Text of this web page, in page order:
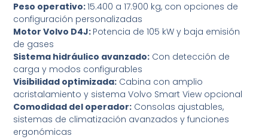
Peso operativo:15.400 a 17.900 kg, con opciones de
configuración personalizadas
Motor Volvo D4J: Potencia de 105 kW y baja emisión
de gases
Sistema hidráulico avanzado: Con detección de
carga y modos configurables
Visibilidad optimizada: Cabina con amplio
acristalamiento y sistema Volvo Smart View opcional
Comodidad del operador: Consolas ajustables,
sistemas de climatización avanzados y funciones
ergonómicas